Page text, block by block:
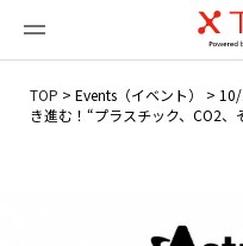
TOP > Events（イベント） >
き進む！“プラスチック、CO2、